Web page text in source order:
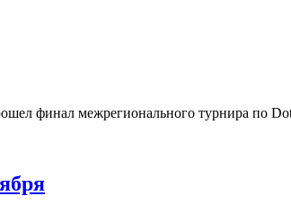
финал межрегионального турнира по